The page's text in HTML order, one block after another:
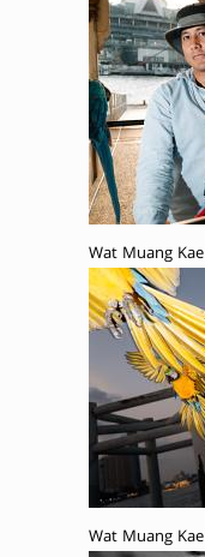
Wat Muang Kae
Wat Muang Kae